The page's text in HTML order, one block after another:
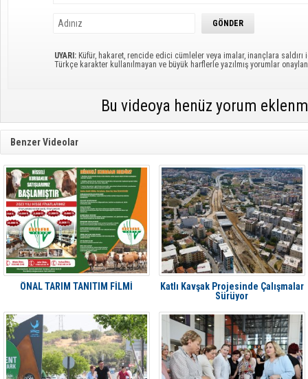
UYARI: Küfür, hakaret, rencide edici cümleler veya imalar, inançlara saldırı
Türkçe karakter kullanılmayan ve büyük harflerle yazılmış yorumlar
Bu videoya henüz yorum
Benzer Videolar
ÖNAL TARIM TANITIM FİLMİ
Katlı Kavşak Projesinde Çalışmalar
Sürüyor